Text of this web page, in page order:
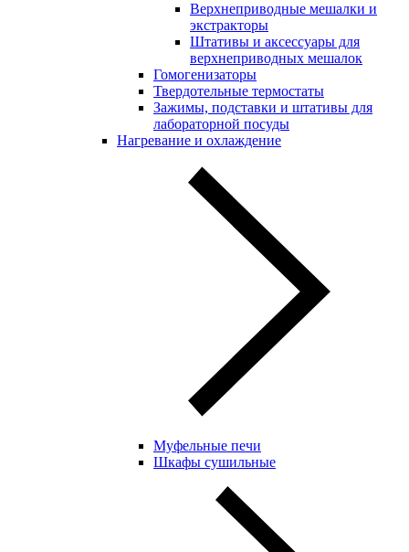
Верхнеприводные мешалки и
экстракторы
Штативы и аксессуары для
верхнеприводных мешалок
Гомогенизаторы
Твердотельные термостаты
Зажимы, подставки и штативы для
лабораторной посуды
Нагревание и охлаждение
Муфельные печи
Шкафы сушильные